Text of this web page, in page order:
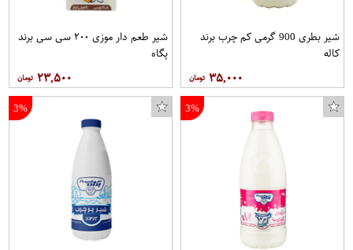
شیر بطری 900 گرمی کم چرب برند
کاله
۳۵,۰۰۰
شیر طعم دار موزی ۲۰۰ سی سی برند
پگاه
۲۳,۵۰۰
3%
3%